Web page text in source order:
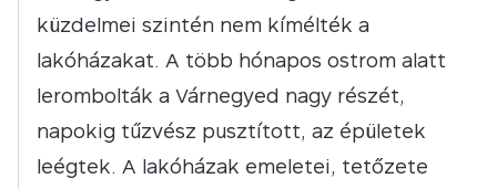
küzdelmei szintén nem kímélték a
lakóházakat. A több hónapos ostrom alatt
lerombolták a Várnegyed nagy részét,
napokig tűzvész pusztított, az épületek
leégtek. A lakóházak emeletei, tetőzete